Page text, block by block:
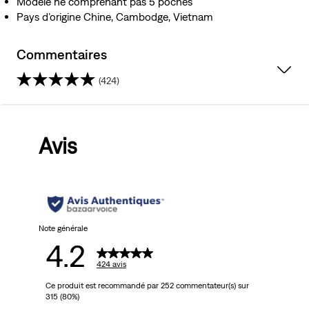
Pays d’origine Chine, Cambodge, Vietnam
Commentaires
(424)
avis
Avis
Note générale
4.2 424 avis
Ce produit est recommandé par 252 commentateur(s) sur
315 (80%)